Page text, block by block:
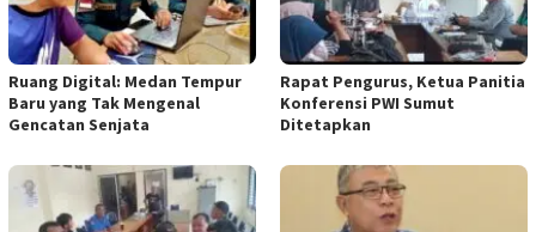
Ruang Digital: Medan Tempur
Baru yang Tak Mengenal
Gencatan Senjata
Rapat Pengurus, Ketua Panitia
Konferensi PWI Sumut
Ditetapkan